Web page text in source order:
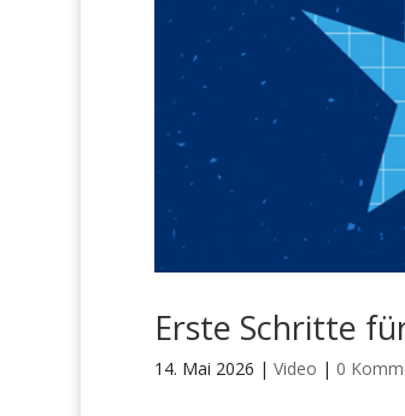
Erste Schritte
14. Mai 2026 | Video | 0